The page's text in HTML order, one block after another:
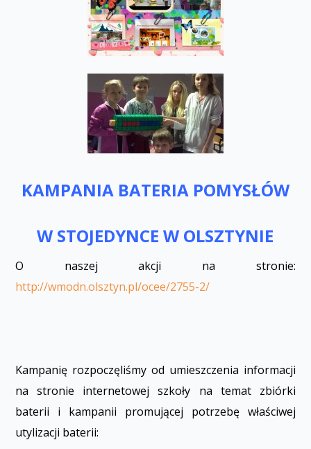
KAMPANIA BATERIA POMYSŁÓW
W STOJEDYNCE W OLSZTYNIE
O naszej akcji na stronie:
http://wmodn.olsztyn.pl/ocee/2755-2/
Kampanię rozpoczęliśmy od umieszczenia informacji
na stronie internetowej szkoły na temat zbiórki
baterii i kampanii promującej potrzebę właściwej
utylizacji baterii: